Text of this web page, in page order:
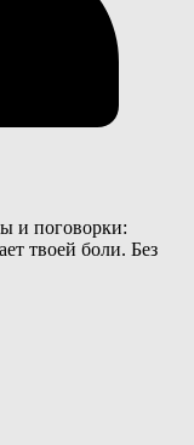
и поговорки:
твоей боли. Без